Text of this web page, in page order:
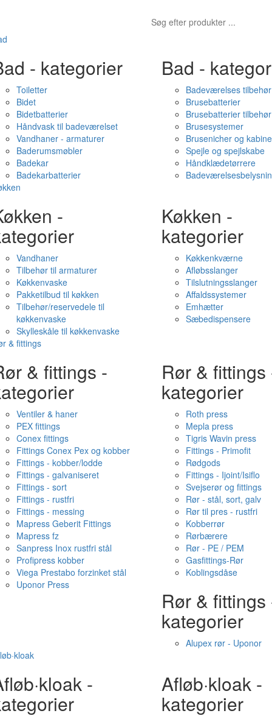
- kategorier
Toiletter
Bidet
Bidetbatterier
Håndvask til badeværelset
Vandhaner - armaturer
Baderumsmøbler
Badekar
Badekarbatterier
Bad -
Badeværelses tilbehør
Brusebatterier
Brusebatterier tilbehør
Brusesystemer
Brusenicher og
Spejle og spejlskabe
Håndklædetørrere
-
Vandhaner
Tilbehør til armaturer
Køkkenvaske
Pakketilbud til køkken
Tilbehør/reservedele til
køkkenvaske
Skylleskåle til køkkenvaske
Køkken -
kategorier
Køkkenkværne
Afløbsslanger
Tilslutningsslanger
Affaldssystemer
Emhætter
Sæbedispensere
& fittings
& fittings -
Ventiler & haner
PEX fittings
Conex fittings
Fittings Conex Pex og kobber
Fittings - kobber/lodde
Fittings - galvaniseret
Fittings - sort
Fittings - rustfri
Fittings - messing
Mapress Geberit Fittings
Mapress fz
Sanpress Inox rustfri stål
Profipress kobber
Viega Prestabo forzinket stål
Uponor Press
Rør & fittings
kategorier
Roth press
Mepla press
Tigris Wavin press
Fittings - Primofit
Rødgods
Fittings - Ijoint/Isiflo
Svejserør og fittings
Rør - stål, sort, galv
Rør til pres - rustfri
Kobberrør
Rørbærere
Rør - PE / PEM
Gasfittings-Rør
Koblingsdåse
Rør & fittings
kategorier
Alupex rør - Uponor
- Afløb·kloak -
kategorier